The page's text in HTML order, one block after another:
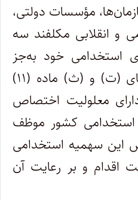
مؤسسات دولتی،
و انقلابی مکلفند سه
استخدامی خود به‌جز
موارد ذکرشده در بندهای (ت) و (ث) ماده (۱۱)
معلولیت اختصاص
استخدامی کشور موظف
سهمیه استخدامی
اقدام و بر رعایت آن